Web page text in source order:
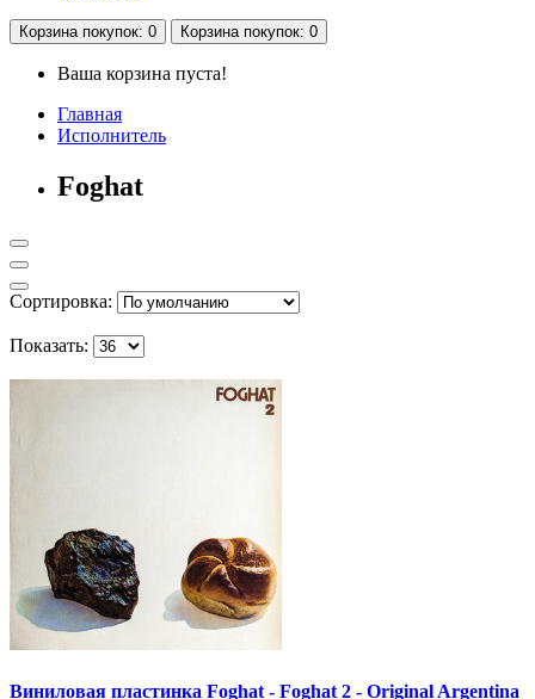
Корзина покупок: 0 Корзина покупок: 0
Ваша корзина пуста!
Главная
Исполнитель
Foghat
Сортировка:
Показать:
Виниловая пластинка Foghat - Foghat 2 - Original Argentina